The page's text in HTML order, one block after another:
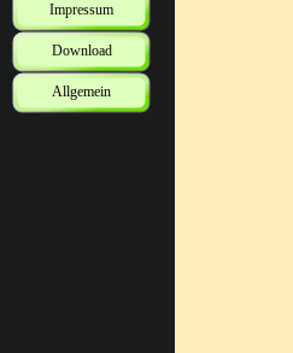
Impressum
Download
Allgemein